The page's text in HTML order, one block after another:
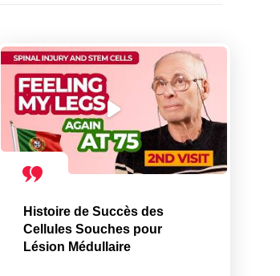
Histoire de Succès des
Cellules Souches pour
Lésion Médullaire